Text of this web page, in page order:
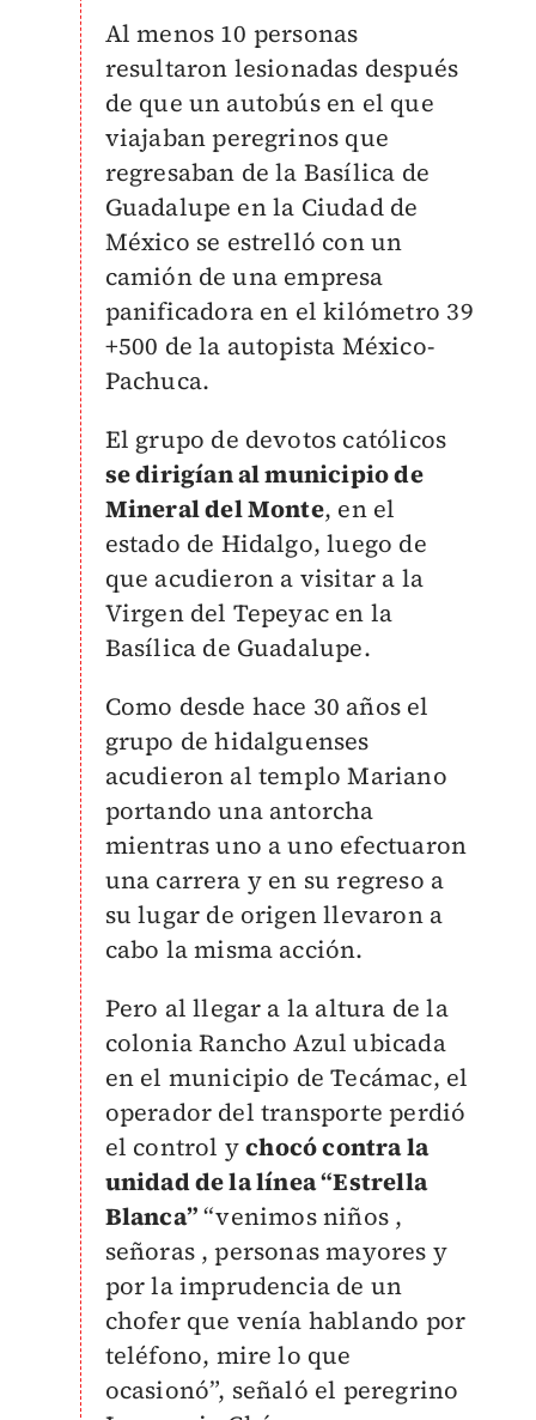
Al menos 10 personas
resultaron lesionadas después
de que un autobús en el que
viajaban peregrinos que
regresaban de la Basílica de
Guadalupe en la Ciudad de
México se estrelló con un
camión de una empresa
panificadora en el kilómetro 39
+500 de la autopista México-
Pachuca.
El grupo de devotos católicos
se dirigían al municipio de
Mineral del Monte, en el
estado de Hidalgo, luego de
que acudieron a visitar a la
Virgen del Tepeyac en la
Basílica de Guadalupe.
Como desde hace 30 años el
grupo de hidalguenses
acudieron al templo Mariano
portando una antorcha
mientras uno a uno efectuaron
una carrera y en su regreso a
su lugar de origen llevaron a
cabo la misma acción.
Pero al llegar a la altura de la
colonia Rancho Azul ubicada
en el municipio de Tecámac, el
operador del transporte perdió
el control ychocó contra la
unidad de la línea “Estrella
Blanca”“venimos niños ,
señoras , personas mayores y
por la imprudencia de un
chofer que venía hablando por
teléfono, mire lo que
ocasionó”, señaló el peregrino